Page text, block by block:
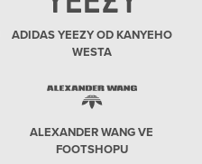
ADIDAS YEEZY OD KANYEHO
WESTA
ALEXANDER WANG VE
FOOTSHOPU